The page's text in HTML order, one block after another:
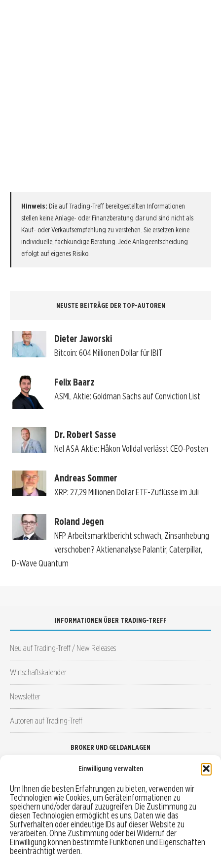
Einwilligung verwalten
Um Ihnen die besten Erfahrungen zu bieten, verwenden wir
Technologien wie Cookies, um Geräteinformationen zu
speichern und/oder darauf zuzugreifen. Die Zustimmung zu
diesen Technologien ermöglicht es uns, Daten wie das
Surfverhalten oder eindeutige IDs auf dieser Website zu
verarbeiten. Ohne Zustimmung oder bei Widerruf der
Einwilligung können bestimmte Funktionen und Eigenschaften
beeinträchtigt werden.
Hinweis: Die auf Trading-Treff bereitgestellten Informationen
stellen keine Anlage- oder Finanzberatung dar und sind nicht als
Kauf- oder Verkaufsempfehlung zu verstehen. Sie ersetzen keine
individuelle, fachkundige Beratung. Jede Anlageentscheidung
erfolgt auf eigenes Risiko.
NEUSTE BEITRÄGE DER TOP-AUTOREN
Dieter Jaworski
Bitcoin: 604 Millionen Dollar für IBIT
Felix Baarz
ASML Aktie: Goldman Sachs auf Conviction List
Dr. Robert Sasse
Nel ASA Aktie: Håkon Volldal verlässt CEO-Posten
Andreas Sommer
XRP: 27,29 Millionen Dollar ETF-Zuflüsse im Juli
Roland Jegen
NFP Arbeitsmarktbericht schwach, Zinsanhebung
verschoben? Aktienanalyse Palantir, Caterpillar,
D-Wave Quantum
INFORMATIONEN ÜBER TRADING-TREFF
Neu auf Trading-Treff / New Releases
Wirtschaftskalender
Newsletter
Autoren auf Trading-Treff
BROKER UND GELDANLAGEN
Robo-Advisor vergleichen
Depotvergleich
Festgeld vergleichen